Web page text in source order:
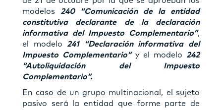
modelos 240 “Comunicación de la entidad
constitutiva declarante de la declaración
informativa del Impuesto Complementario”,
el modelo 241 “Declaración informativa del
Impuesto Complementario”y el modelo 242
“Autoliquidación del Impuesto
Complementario”.
En caso de un grupo multinacional, el sujeto
pasivo será la entidad que forme parte de